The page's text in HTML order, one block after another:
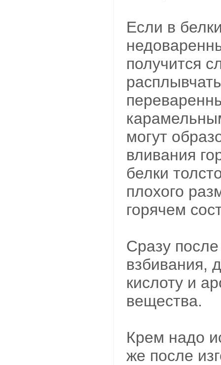
Если в
получится
могут
вливания
белки
плохого
горячем
Сразу
взбивания,
кислоту и
вещества.
Крем надо
же после